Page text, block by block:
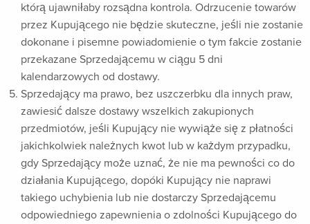
którą ujawniłaby rozsądna kontrola. Odrzucenie towarów
przez Kupującego nie będzie skuteczne, jeśli nie zostanie
dokonane i pisemne powiadomienie o tym fakcie zostanie
przekazane Sprzedającemu w ciągu 5 dni
kalendarzowych od dostawy.
Sprzedający ma prawo, bez uszczerbku dla innych praw,
zawiesić dalsze dostawy wszelkich zakupionych
przedmiotów, jeśli Kupujący nie wywiąże się z płatności
jakichkolwiek należnych kwot lub w każdym przypadku,
gdy Sprzedający może uznać, że nie ma pewności co do
działania Kupującego, dopóki Kupujący nie naprawi
takiego uchybienia lub nie dostarczy Sprzedającemu
odpowiedniego zapewnienia o zdolności Kupującego do